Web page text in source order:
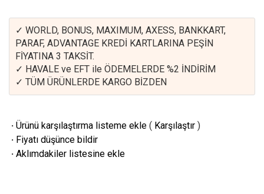
✓ WORLD, BONUS, MAXIMUM, AXESS, BANKKART,
PARAF, ADVANTAGE KREDİ KARTLARINA PEŞİN
FİYATINA 3 TAKSİT.
✓ HAVALE ve EFT ile ÖDEMELERDE %2 İNDİRİM
✓ TÜM ÜRÜNLERDE KARGO BİZDEN
· Ürünü karşılaştırma listeme ekle( Karşılaştır)
· Fiyatı düşünce bildir
· Aklımdakiler listesine ekle